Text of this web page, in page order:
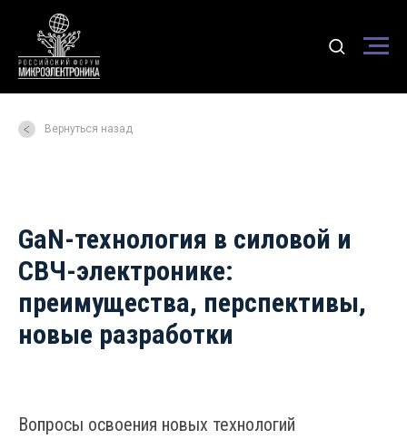
Вернуться назад
GaN-технология в силовой и
СВЧ-электронике:
преимущества, перспективы,
новые разработки
Вопросы освоения новых технологий